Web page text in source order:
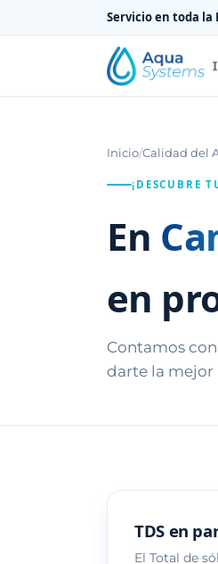
Servicio en toda la
Inicio/Calidad del
¡DESCUBRE
En
en
Contamos
darte la mejor
TDS en
El Total de